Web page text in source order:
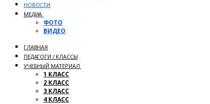
НОВОСТИ
МЕДИА
ФОТО
ВИДЕО
ГЛАВНАЯ
ПЕДАГОГИ / КЛАССЫ
УЧЕБНЫЙ МАТЕРИАЛ
1 КЛАСС
2 КЛАСС
3 КЛАСС
4 КЛАСС